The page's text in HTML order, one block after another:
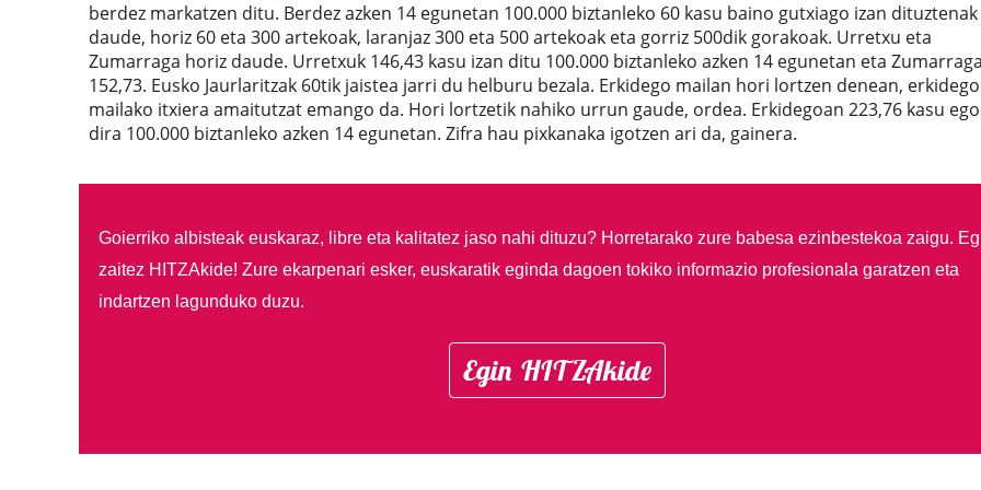
berdez markatzen ditu. Berdez azken 14 egunetan 100.000 biztanleko 60 kasu baino gutxiago izan dituztenak
daude, horiz 60 eta 300 artekoak, laranjaz 300 eta 500 artekoak eta gorriz 500dik gorakoak. Urretxu eta
Zumarraga horiz daude. Urretxuk 146,43 kasu izan ditu 100.000 biztanleko azken 14 egunetan eta
152,73. Eusko Jaurlaritzak 60tik jaistea jarri du helburu bezala. Erkidego mailan hori lortzen denean, erkidego
mailako itxiera amaitutzat emango da. Hori lortzetik nahiko urrun gaude, ordea. Erkidegoan 223,76 kasu
dira 100.000 biztanleko azken 14 egunetan. Zifra hau pixkanaka igotzen ari da, gainera.
Goierriko albisteak euskaraz, libre eta kalitatez jaso nahi dituzu? Horretarako zure babesa ezinbestekoa zaigu.
zaitez HITZAkide! Zure ekarpenari esker, euskaratik eginda dagoen tokiko informazio profesionala garatzen eta
indartzen lagunduko duzu.
Egin HITZAkide